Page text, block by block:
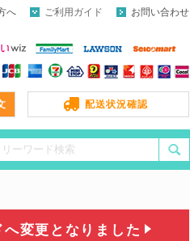
へ ご利用ガイド お問い合わせ
配送状況確認
変更となりました